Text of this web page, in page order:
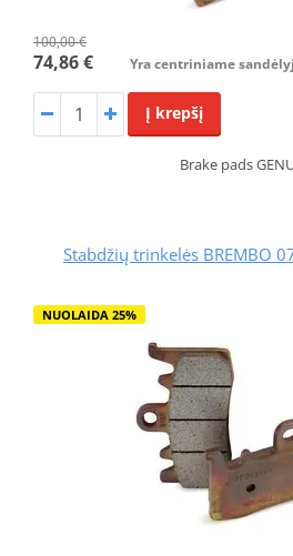
100,00 €
74,86 € Yra centriniame
Į krepšį
Brake pads
Stabdžių trinkelės BREMBO
NUOLAIDA 25%